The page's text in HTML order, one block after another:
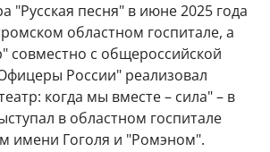
"Русская песня" в июне 2025 года
областном госпитале, а
совместно с общероссийской
России" реализовал
когда мы вместе – сила" – в
в областном госпитале
имени Гоголя и "Ромэном".